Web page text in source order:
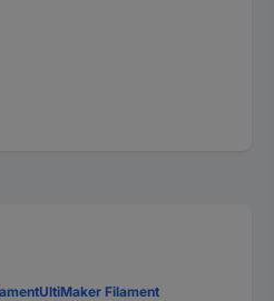
UltiMaker Filament